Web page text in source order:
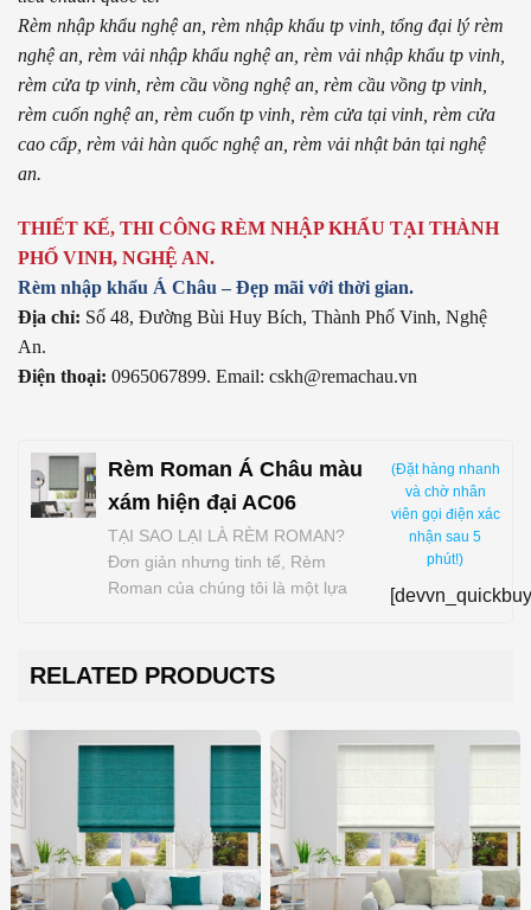
Rèm nhập khẩu nghệ an, rèm nhập khẩu tp vinh, tổng đại lý rèm
nghệ an, rèm vải nhập khẩu nghệ an, rèm vải nhập khẩu tp vinh,
rèm cửa tp vinh, rèm cầu vồng nghệ an, rèm cầu vồng tp vinh,
rèm cuốn nghệ an, rèm cuốn tp vinh, rèm cửa tại vinh, rèm cửa
cao cấp, rèm vải hàn quốc nghệ an, rèm vải nhật bản tại nghệ
an.
THIẾT KẾ, THI CÔNG RÈM NHẬP KHẨU TẠI THÀNH
PHỐ VINH, NGHỆ AN.
Rèm nhập khẩu Á Châu – Đẹp mãi với thời gian.
Địa chỉ: Số 48, Đường Bùi Huy Bích, Thành Phố Vinh, Nghệ
An.
Điện thoại: 0965067899. Email: cskh@remachau.vn
Rèm Roman Á Châu màu
xám hiện đại AC06
TẠI SAO LẠI LÀ RÈM ROMAN?
Đơn giản nhưng tinh tế, Rèm
Roman của chúng tôi là một lựa
thời gian này hoạt động tốt với cả
(Đặt hàng nhanh
và chờ nhân
viên gọi điện xác
nhận sau 5
phút!)
RELATED PRODUCTS